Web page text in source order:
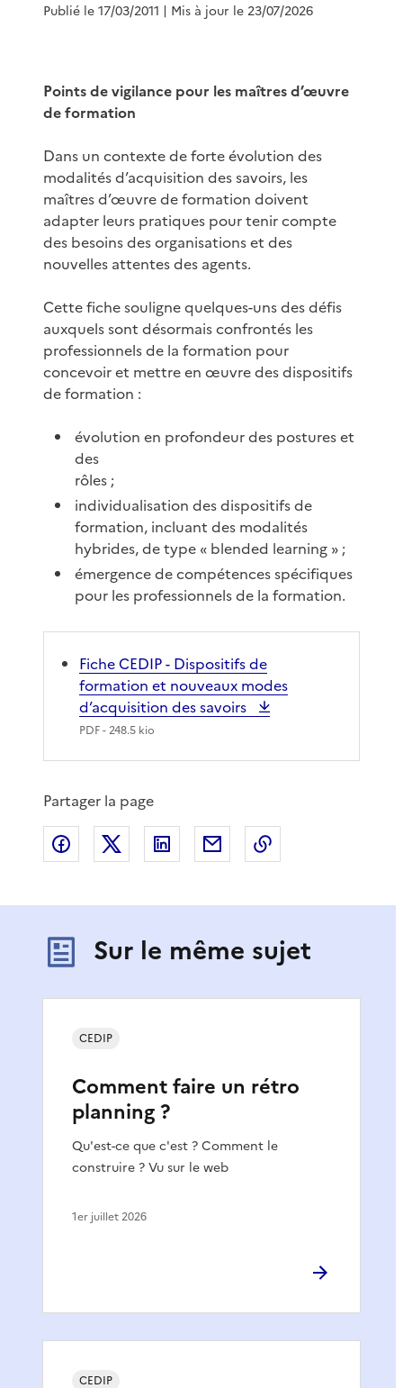
Publié le 17/03/2011 | Mis à jour le 23/07/2026
Points de vigilance pour les maîtres d’œuvre
de formation
Dans un contexte de forte évolution des
modalités d’acquisition des savoirs, les
maîtres d’œuvre de formation doivent
adapter leurs pratiques pour tenir compte
des besoins des organisations et des
nouvelles attentes des agents.
Cette fiche souligne quelques-uns des défis
auxquels sont désormais confrontés les
professionnels de la formation pour
concevoir et mettre en œuvre des dispositifs
de formation :
évolution en profondeur des postures et
des
rôles ;
individualisation des dispositifs de
formation, incluant des modalités
hybrides, de type « blended learning » ;
émergence de compétences spécifiques
pour les professionnels de la formation.
Fiche CEDIP - Dispositifs de
formation et nouveaux modes
d’acquisition des savoirs
PDF- 248.5 kio
Partager la page
Partager sur Facebook
Partager sur XPartager sur LinkedIn
Partager par email
Sur le même sujet
Comment faire un rétro
planning ?
Qu'est-ce que c'est ? Comment le
construire ? Vu sur le web
CEDIP
1er juillet 2026
CEDIP